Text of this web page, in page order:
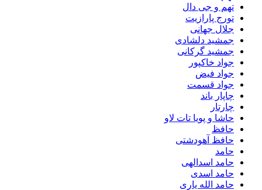
تهم و جی دال
تورج پارازیت
جلال جهانی
جمشید دلشادی
جمشید گرکانی
جواد خاکپور
جواد فیض
جواد قسمت
چاپار باند
چارتار
حاشا و پویا تات لاو
حافظ
حافظ آهودشتی
حامد
حامد اسدالهی
حامد اسدی
حامد الله یاری